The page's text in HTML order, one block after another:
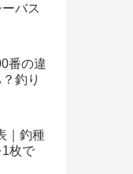
バス
番の違
釣り
｜釣種
1枚で